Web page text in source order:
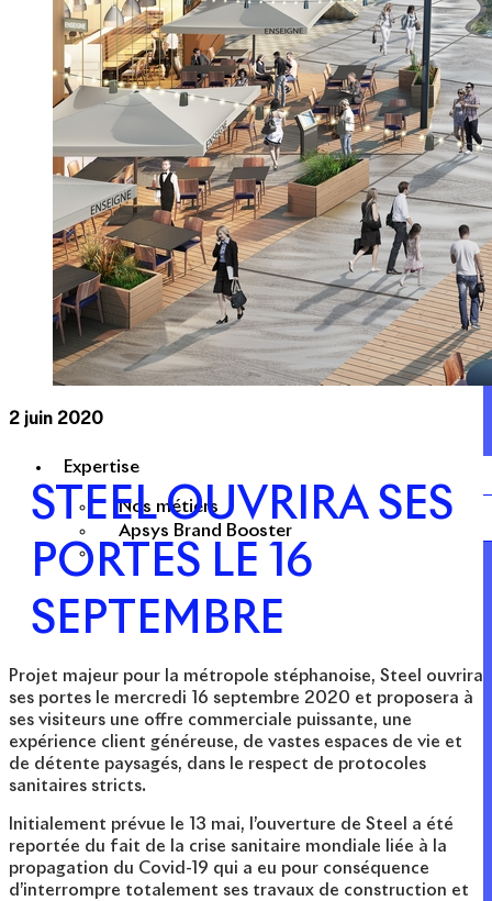
Expertise
Nos métiers
Apsys Brand Booster
2 juin 2020
STEEL OUVRIRA SES
PORTES LE 16
SEPTEMBRE
Projet majeur pour la métropole stéphanoise, Steel ouvrira
ses portes le mercredi 16 septembre 2020 et proposera à
ses visiteurs une offre commerciale puissante, une
expérience client généreuse, de vastes espaces de vie et
de détente paysagés, dans le respect de protocoles
sanitaires stricts.
Initialement prévue le 13 mai, l’ouverture de Steel a été
reportée du fait de la crise sanitaire mondiale liée à la
propagation du Covid-19 qui a eu pour conséquence
d’interrompre totalement ses travaux de construction et